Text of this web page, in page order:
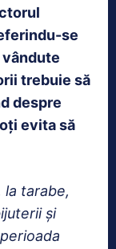
se
trebuie să
despre
evita să
tarabe,
şi